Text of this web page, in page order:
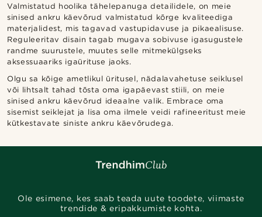
Valmistatud hoolika tähelepanuga detailidele, on meie
sinised ankru käevõrud valmistatud kõrge kvaliteediga
materjalidest, mis tagavad vastupidavuse ja pikaealisuse.
Reguleeritav disain tagab mugava sobivuse igasugustele
randme suurustele, muutes selle mitmekülgseks
aksessuaariks igaürituse jaoks.
Olgu sa kõige ametlikul üritusel, nädalavahetuse seiklusel
või lihtsalt tahad tõsta oma igapäevast stiili, on meie
sinised ankru käevõrud ideaalne valik. Embrace oma
sisemist seiklejat ja lisa oma ilmele veidi rafineeritust meie
kütkestavate siniste ankru käevõrudega.
Ole esimene, kes saab teada uute toodete, viimaste
trendide & eripakkumiste kohta.